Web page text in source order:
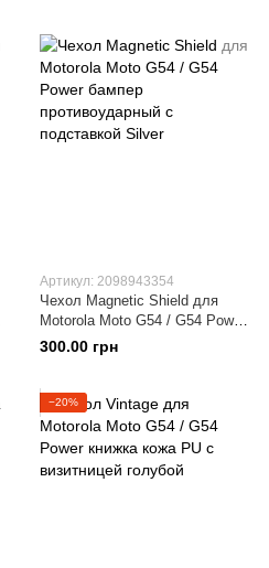
Артикул: 2098943354
Чехол Magnetic Shield для
Motorola Moto G54 / G54 Power
бампер противоударный с
подставкой Silver
300.00 грн
−20%